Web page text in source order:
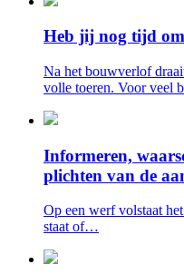
Heb jij nog tijd om
Na het bouwverlof
volle toeren. Voor veel
Informeren,
plichten van de
Op een werf volstaat
staat of…